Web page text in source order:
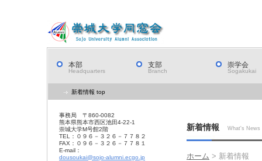
本部
Headquarters
支部
Branch
崇学会
Sogakukai
新着情報 top
新着情報 What's News
ホーム > 新着情報
事務局 〒860-0082
熊本県熊本市西区池田4-22-1
崇城大学M号館2階
TEL：０９６－３２６－７７８２
FAX：０９６－３２６－７７８１
E-mail：
dousoukai@sojo-alumni.ecgo.jp